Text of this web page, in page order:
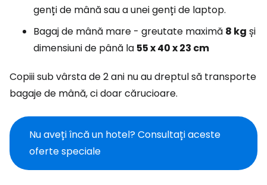
genți de mână sau a unei genți de laptop.
Bagaj de mână mare - greutate maximă 8 kg și
dimensiuni de până la 55 x 40 x 23 cm
Copiii sub vârsta de 2 ani nu au dreptul să transporte
bagaje de mână, ci doar cărucioare.
Nu aveți încă un hotel? Consultați aceste
oferte speciale